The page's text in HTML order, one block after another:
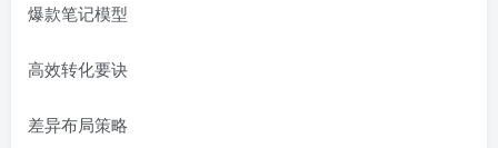
爆款笔记模型
高效转化要诀
差异布局策略